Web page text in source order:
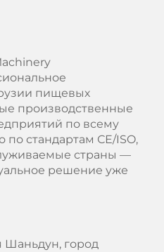
пищевых
производственные
по всему
стандартам СЕ/ISO,
страны —
решение уже
Шаньдун, город